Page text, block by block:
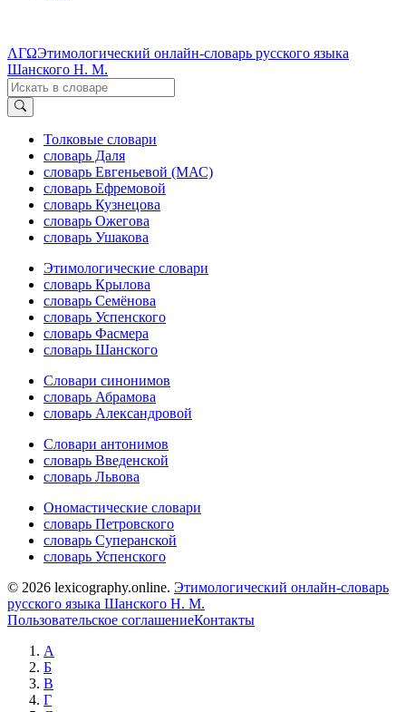
ΛΓΩЭтимологический онлайн-словарь русского языка
Шанского Н. М.
Толковые словари
словарь Даля
словарь Евгеньевой (МАС)
словарь Ефремовой
словарь Кузнецова
словарь Ожегова
словарь Ушакова
Этимологические словари
словарь Крылова
словарь Семёнова
словарь Успенского
словарь Фасмера
словарь Шанского
Словари синонимов
словарь Абрамова
словарь Александровой
Словари антонимов
словарь Введенской
словарь Львова
Ономастические словари
словарь Петровского
словарь Суперанской
словарь Успенского
© 2026 lexicography.online. Этимологический онлайн-словарь
русского языка Шанского Н. М.
Пользовательское соглашениеКонтакты
А
Б
В
Г